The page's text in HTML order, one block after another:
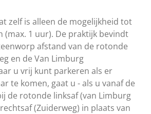
zelf is alleen de mogelijkheid tot
(max. 1 uur). De praktijk bevindt
afstand van de rotonde
en de Van Limburg
u vrij kunt parkeren als er
te komen, gaat u - als u vanaf de
de rotonde linksaf (van Limburg
(Zuiderweg) in plaats van